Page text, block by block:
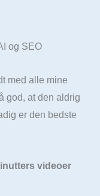
med alle mine
god, at den aldrig
er den bedste
videoer